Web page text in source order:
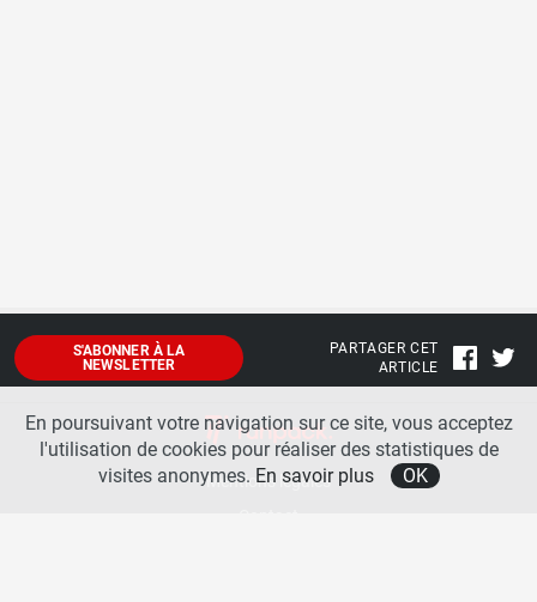
S'ABONNER À LA
NEWSLETTER
PARTAGER CET
ARTICLE
Mentions légales
En poursuivant votre navigation sur ce site, vous acceptez
l'utilisation de cookies pour réaliser des statistiques de
visites anonymes. En savoir plus OK